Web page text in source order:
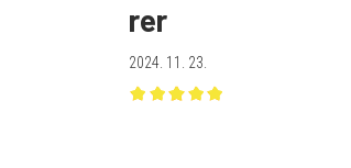
rer
2024. 11. 23.